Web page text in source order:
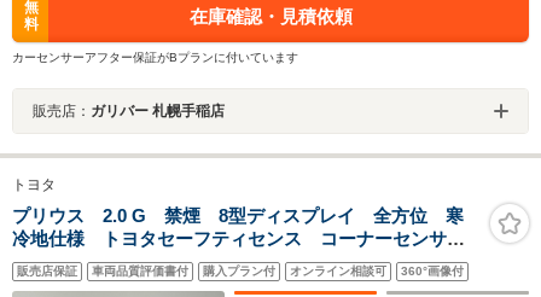
無
料
在庫確認・見積依頼
カーセンサーアフター保証がBプランに付いています
販売店： ガリバー 札幌手稲店
トヨタ
プリウス 2.0 G 禁煙 8型ディスプレイ 全方位 寒
冷地仕様 トヨタセーフティセンス コーナーセンサー
前後 USB ETC2.0 AC100V ブラインドスポットモ
ニター レーダークルーズコントロール LEDライト
販売店保証 車両品質評価書付 購入プラン付 オンライン相談可 360°画像付